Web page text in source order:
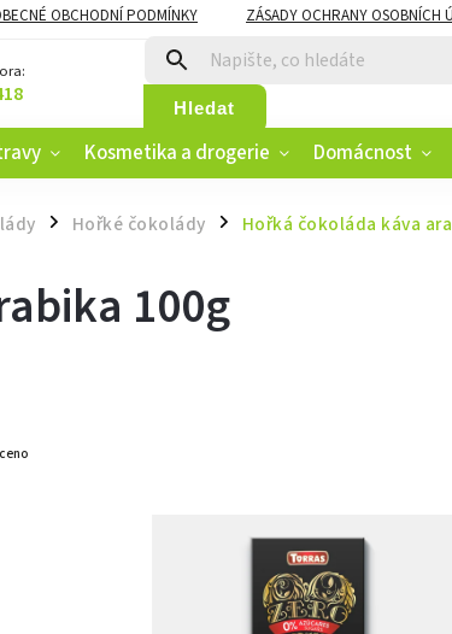
OBCHODNÍ PODMÍNKY ZÁSADY OCHRANY OSOBNÍCH
VĚRNOSTNÍ PROGRAM
Hledat
Kosmetika a drogerie Domácnost
/ Hořké čokolády / Hořká čokoláda káva
100g